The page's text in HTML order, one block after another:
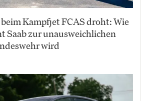
Kampfjet FCAS droht: Wie
Saab zur unausweichlichen
wird